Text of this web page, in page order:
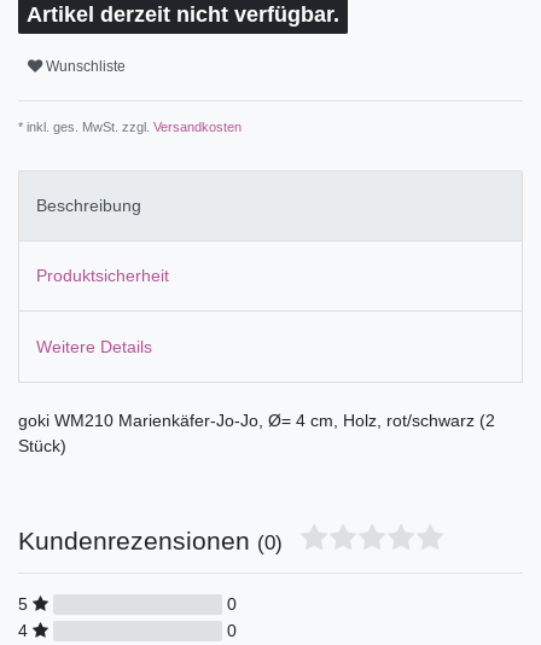
Artikel derzeit nicht verfügbar.
Wunschliste
* inkl. ges. MwSt. zzgl. Versandkosten
Beschreibung
Produktsicherheit
Weitere Details
goki WM210 Marienkäfer-Jo-Jo, Ø= 4 cm, Holz, rot/schwarz (2
Stück)
Kundenrezensionen (0)
5
0
4
0